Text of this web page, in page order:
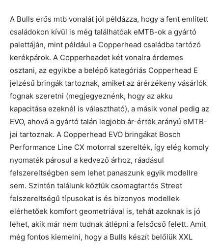
A Bulls erős mtb vonalát jól példázza, hogy a fent említett
családokon kívül is még találhatóak eMTB-ok a gyártó
palettáján, mint például a Copperhead családba tartózó
kerékpárok. A Copperheadet két vonalra érdemes
osztani, az egyikbe a belépő kategóriás Copperhead E
jelzésű bringák tartoznak, amiket az árérzékeny vásárlók
fognak szeretni (megjegyeznénk, hogy az akku
kapacitása ezeknél is választható), a másik vonal pedig az
EVO, ahová a gyártó talán legjobb ár-érték arányú eMTB-
jai tartoznak. A Copperhead EVO bringákat Bosch
Performance Line CX motorral szerelték, így elég komoly
nyomaték párosul a kedvező árhoz, ráadásul
felszereltségben sem lehet panaszunk egyik modellre
sem. Szintén találunk köztük csomagtartós Street
felszereltségű típusokat is és bizonyos modellek
elérhetőek komfort geometriával is, tehát azoknak is jó
lehet, akik már nem tudnak átlépni a felsőcső felett. Amit
még fontos kiemelni, hogy a Bulls készít belőlük XXL